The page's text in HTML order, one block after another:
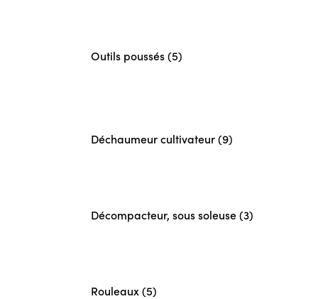
Outils poussés (5)
Déchaumeur cultivateur (9)
Décompacteur, sous soleuse (3)
Rouleaux (5)